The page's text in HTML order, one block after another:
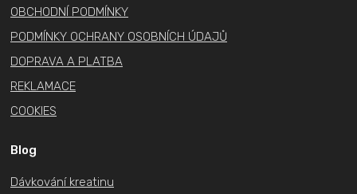
OBCHODNÍ PODMÍNKY
PODMÍNKY OCHRANY OSOBNÍCH ÚDAJŮ
DOPRAVA A PLATBA
REKLAMACE
COOKIES
Blog
Dávkování kreatinu